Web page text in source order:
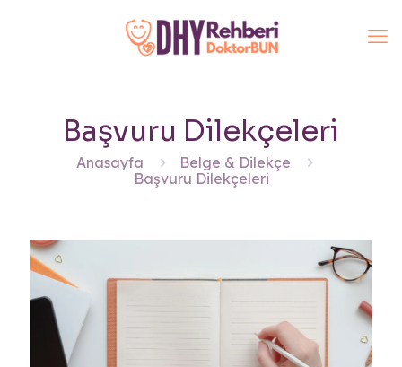
Başvuru Dilekçeleri
Anasayfa
Belge & Dilekçe
Başvuru Dilekçeleri